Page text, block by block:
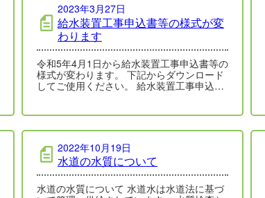
2023年3月27日
給水装置工事申込書等の様式が変
わります
令和5年4月1日から給水装置工事申込書等の
様式が変わります。 下記からダウンロード
してご使用ください。 給水装置工事申込書
2022年10月19日
水道の水質について
水道の水質について 水道水は水道法に基づ